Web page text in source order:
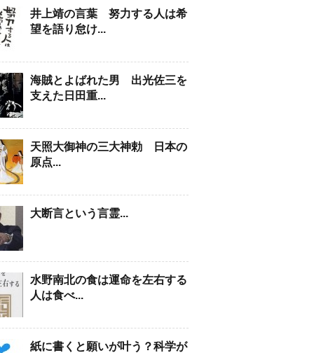
井上靖の言葉 努力する人は希
望を語り怠け...
海賊とよばれた男 出光佐三を
支えた日田重...
天照大御神の三大神勅 日本の
原点...
大断言という言霊...
水野南北の食は運命を左右する
人は食べ...
紙に書くと願いが叶う？科学が